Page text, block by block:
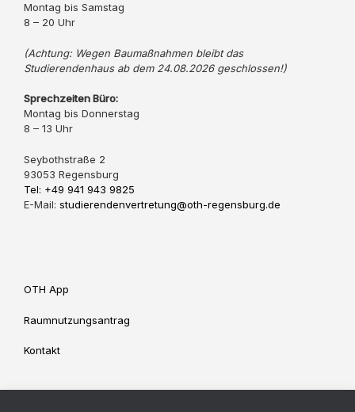
Montag bis Samstag
8 – 20 Uhr
(Achtung: Wegen Baumaßnahmen bleibt das
Studierendenhaus ab dem 24.08.2026 geschlossen!)
Sprechzeiten Büro:
Montag bis Donnerstag
8 – 13 Uhr
Seybothstraße 2
93053 Regensburg
Tel: +49 941 943 9825
E-Mail: studierendenvertretung@oth-regensburg.de
OTH App
Raumnutzungsantrag
Kontakt